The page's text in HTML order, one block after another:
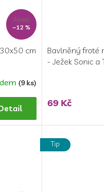
79 Kč
–12 %
cm
(9 ks)
Bavlněný froté
- Ježek Sonic a
69 Kč
Tip